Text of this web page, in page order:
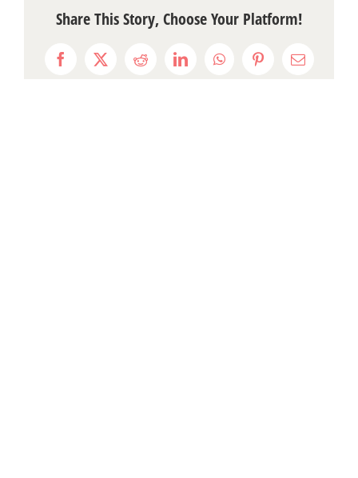
Share This Story, Choose Your Platform!
Facebook
X RedditLinkedInWhatsAppPinterestEmail